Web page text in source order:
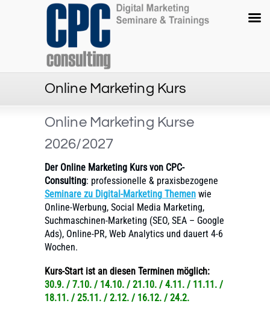
Online Marketing Kurs
Online Marketing Kurse
2026/2027
Der Online Marketing Kurs von CPC-
Consulting: professionelle & praxisbezogene
Seminare zu Digital-Marketing Themen wie
Online-Werbung, Social Media Marketing,
Suchmaschinen-Marketing (SEO, SEA – Google
Ads), Online-PR, Web Analytics und dauert 4-6
Wochen.
Kurs-Start ist an diesen Terminen möglich:
30.9. / 7.10. / 14.10. / 21.10. / 4.11. / 11.11. /
18.11. / 25.11. / 2.12. / 16.12. / 24.2.